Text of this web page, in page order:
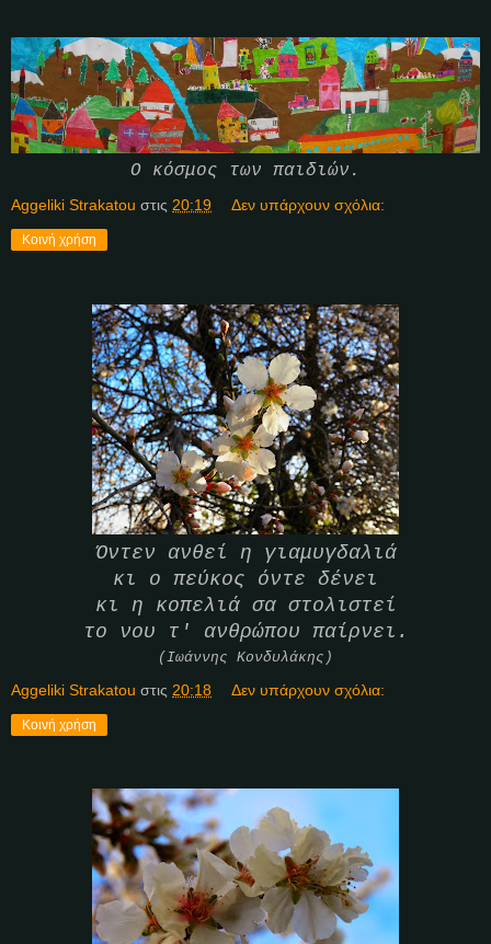
Ο κόσμος των παιδιών.
Aggeliki Strakatou στις 20:19 Δεν υπάρχουν σχόλια:
Κοινή χρήση
Όντεν ανθεί η γιαμυγδαλιά
κι ο πεύκος όντε δένει
κι η κοπελιά σα στολιστεί
το νου τ' ανθρώπου παίρνει.
(Ιωάννης Κονδυλάκης)
Aggeliki Strakatou στις 20:18 Δεν υπάρχουν σχόλια:
Κοινή χρήση